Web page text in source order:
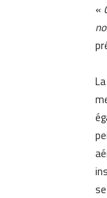
«